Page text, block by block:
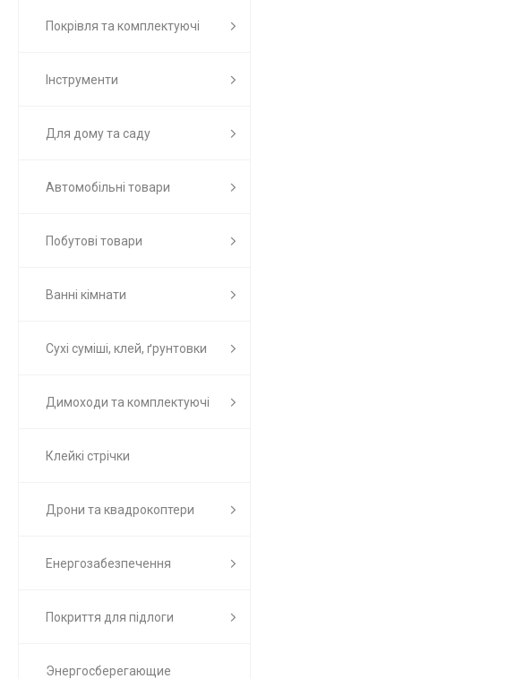
Покрівля та комплектуючі
Інструменти
Для дому та саду
Автомобільні товари
Побутові товари
Ванні кімнати
Сухі суміші, клей, ґрунтовки
Димоходи та комплектуючі
Клейкі стрічки
Дрони та квадрокоптери
Енергозабезпечення
Покриття для підлоги
Энергосберегающие